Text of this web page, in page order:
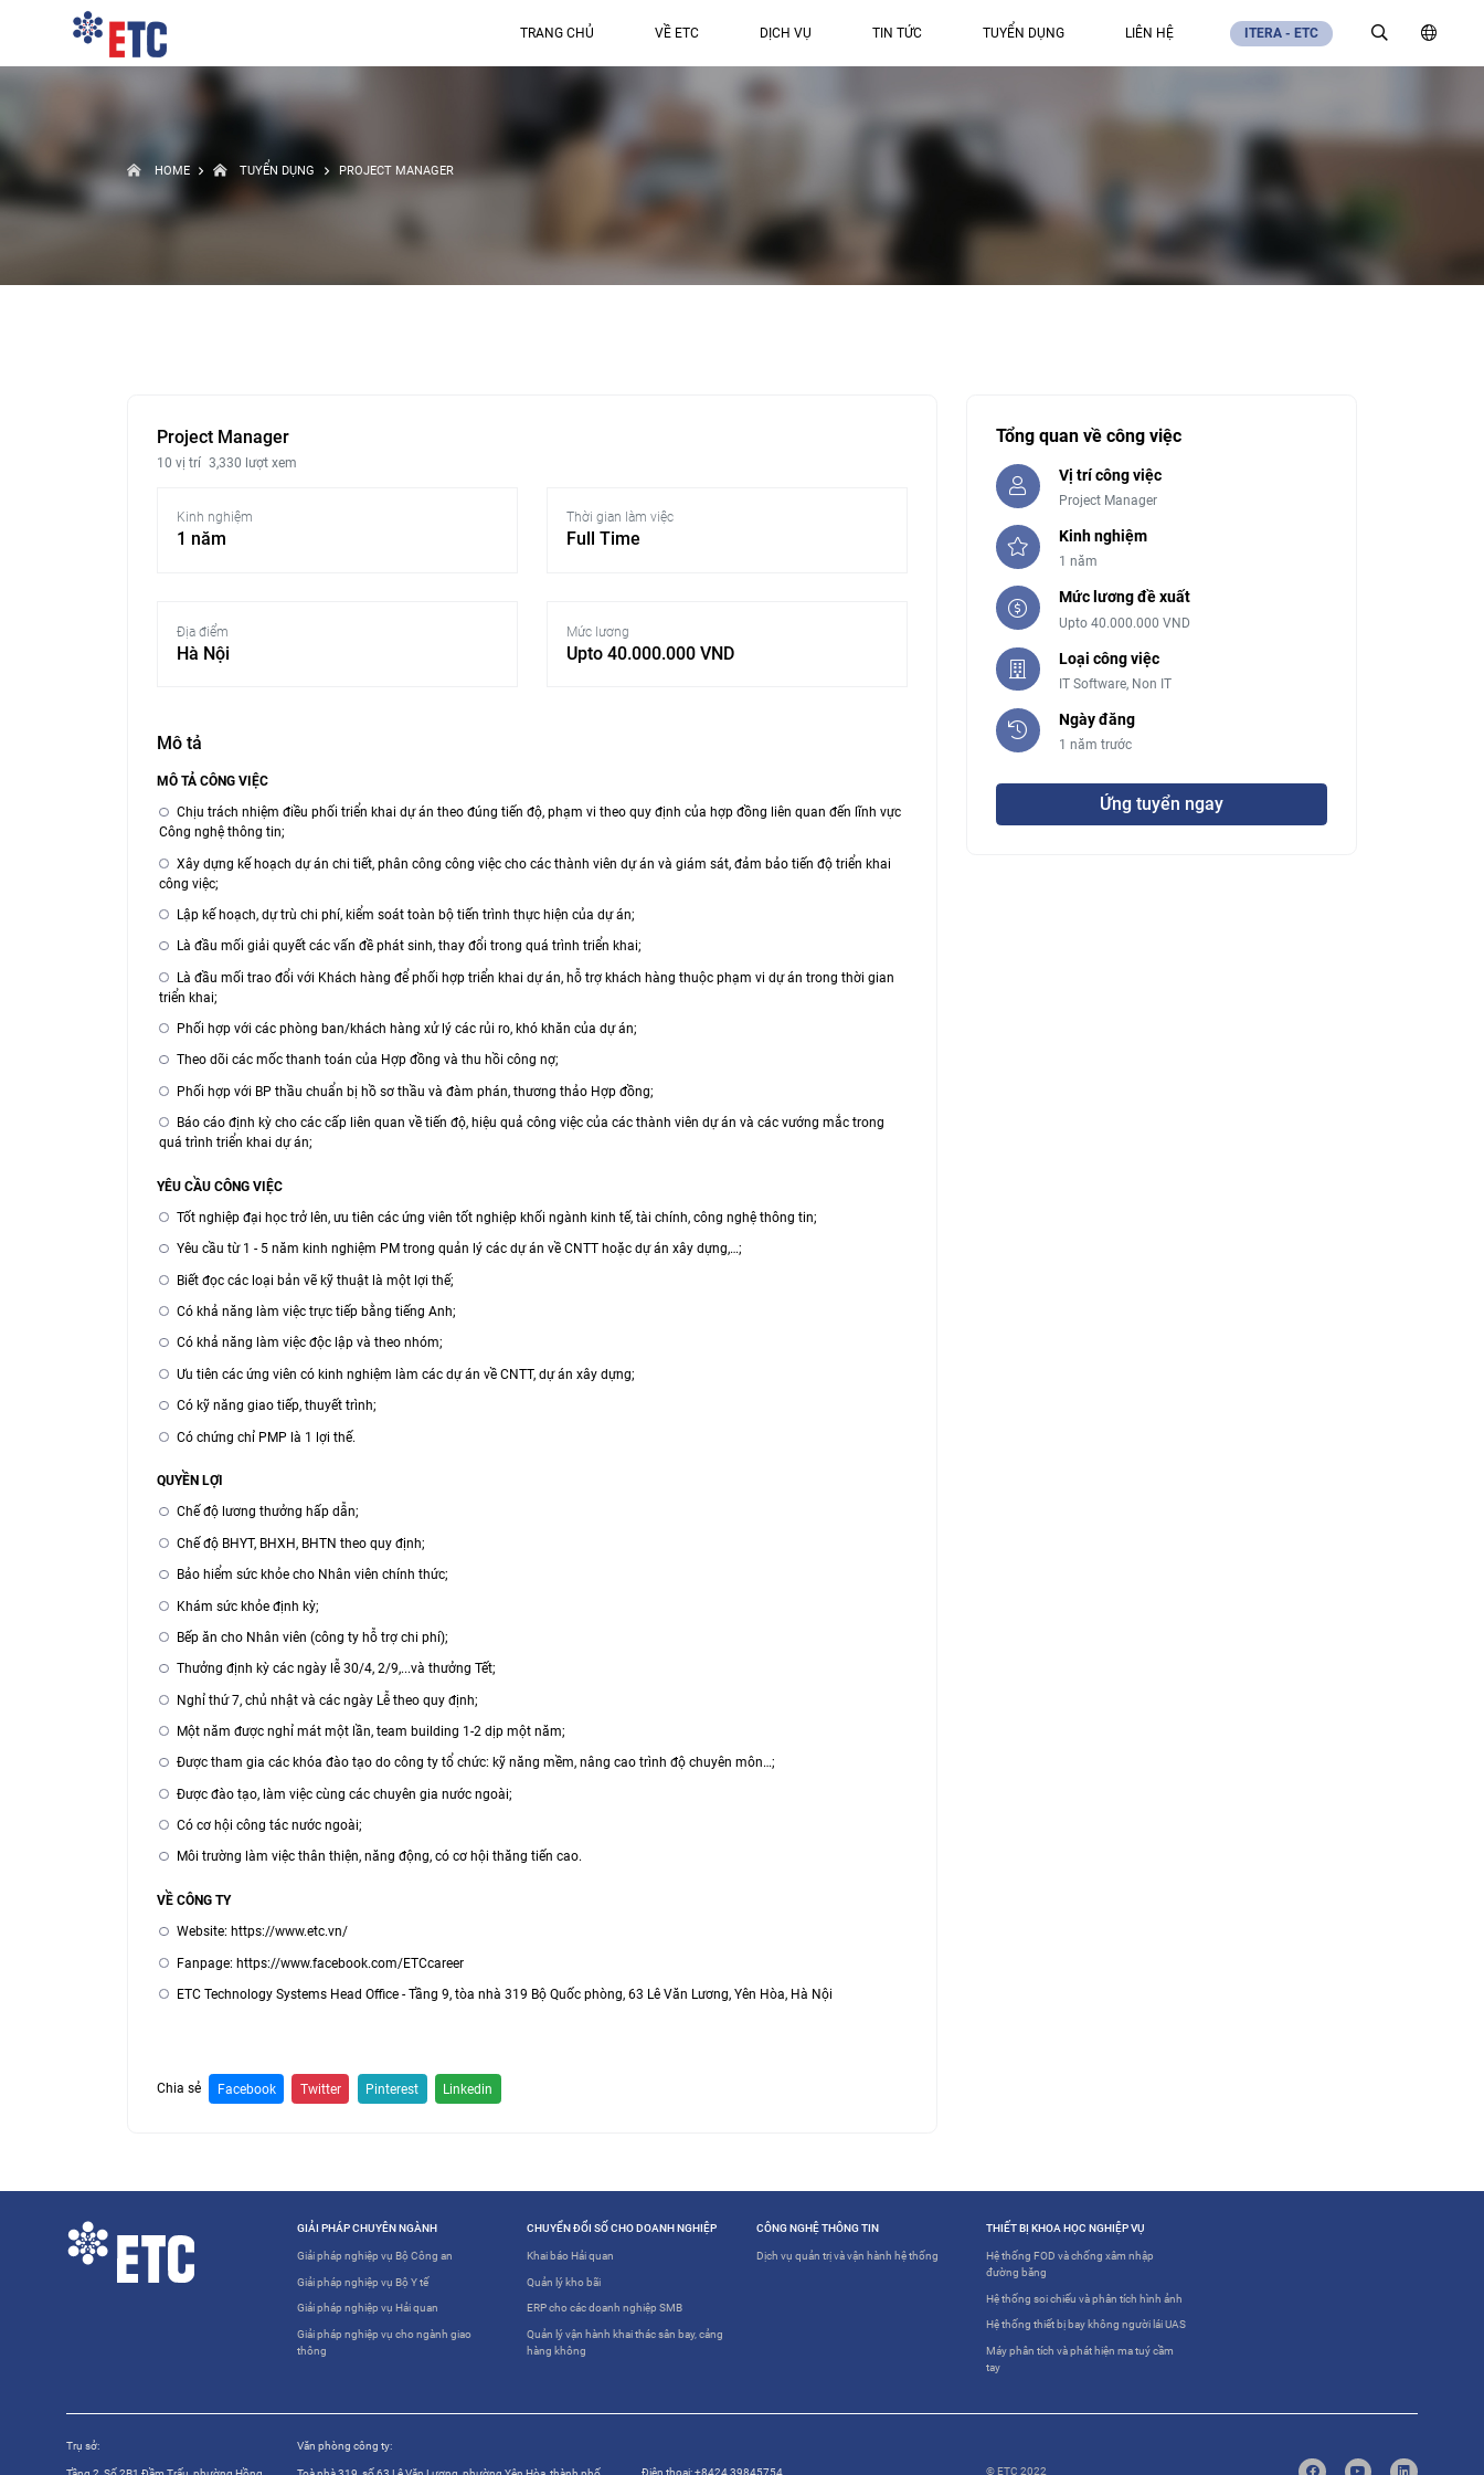
TRANG CHỦ VỀ ETC DỊCH VỤ TIN TỨC TUYỂN DỤNG LIÊN HỆ ITERA - ETC
HOME TUYỂN DỤNG PROJECT MANAGER
Project Manager
10 vị trí 3,330 lượt xem
Kinh nghiệm
1 năm
Thời gian làm việc
Full Time
Địa điểm
Hà Nội
Mức lương
Upto 40.000.000 VND
Mô tả
MÔ TẢ CÔNG VIỆC
Chịu trách nhiệm điều phối triển khai dự án theo đúng tiến độ, phạm vi theo quy định của hợp đồng liên quan đến lĩnh vực
Công nghệ thông tin;
Xây dựng kế hoạch dự án chi tiết, phân công công việc cho các thành viên dự án và giám sát, đảm bảo tiến độ triển khai
công việc;
Lập kế hoạch, dự trù chi phí, kiểm soát toàn bộ tiến trình thực hiện của dự án;
Là đầu mối giải quyết các vấn đề phát sinh, thay đổi trong quá trình triển khai;
Là đầu mối trao đổi với Khách hàng để phối hợp triển khai dự án, hỗ trợ khách hàng thuộc phạm vi dự án trong thời gian
triển khai;
Phối hợp với các phòng ban/khách hàng xử lý các rủi ro, khó khăn của dự án;
Theo dõi các mốc thanh toán của Hợp đồng và thu hồi công nợ;
Phối hợp với BP thầu chuẩn bị hồ sơ thầu và đàm phán, thương thảo Hợp đồng;
Báo cáo định kỳ cho các cấp liên quan về tiến độ, hiệu quả công việc của các thành viên dự án và các vướng mắc trong
quá trình triển khai dự án;
YÊU CẦU CÔNG VIỆC
Tốt nghiệp đại học trở lên, ưu tiên các ứng viên tốt nghiệp khối ngành kinh tế, tài chính, công nghệ thông tin;
Yêu cầu từ 1 - 5 năm kinh nghiệm PM trong quản lý các dự án về CNTT hoặc dự án xây dựng,…;
Biết đọc các loại bản vẽ kỹ thuật là một lợi thế;
Có khả năng làm việc trực tiếp bằng tiếng Anh;
Có khả năng làm việc độc lập và theo nhóm;
Ưu tiên các ứng viên có kinh nghiệm làm các dự án về CNTT, dự án xây dựng;
Có kỹ năng giao tiếp, thuyết trình;
Có chứng chỉ PMP là 1 lợi thế.
QUYỀN LỢI
Chế độ lương thưởng hấp dẫn;
Chế độ BHYT, BHXH, BHTN theo quy định;
Bảo hiểm sức khỏe cho Nhân viên chính thức;
Khám sức khỏe định kỳ;
Bếp ăn cho Nhân viên (công ty hỗ trợ chi phí);
Thưởng định kỳ các ngày lễ 30/4, 2/9,...và thưởng Tết;
Nghỉ thứ 7, chủ nhật và các ngày Lễ theo quy định;
Một năm được nghỉ mát một lần, team building 1-2 dịp một năm;
Được tham gia các khóa đào tạo do công ty tổ chức: kỹ năng mềm, nâng cao trình độ chuyên môn…;
Được đào tạo, làm việc cùng các chuyên gia nước ngoài;
Có cơ hội công tác nước ngoài;
Môi trường làm việc thân thiện, năng động, có cơ hội thăng tiến cao.
VỀ CÔNG TY
Website: https://www.etc.vn/
Fanpage: https://www.facebook.com/ETCcareer
ETC Technology Systems Head Office - Tầng 9, tòa nhà 319 Bộ Quốc phòng, 63 Lê Văn Lương, Yên Hòa, Hà Nội
Chia sẻ Facebook Twitter Pinterest Linkedin
Tổng quan về công việc
Vị trí công việc
Project Manager
Kinh nghiệm
1 năm
Mức lương đề xuất
Upto 40.000.000 VND
Loại công việc
IT Software, Non IT
Ngày đăng
1 năm trước
Ứng tuyển ngay
GIẢI PHÁP CHUYÊN NGÀNH
Giải pháp nghiệp vụ Bộ Công an
Giải pháp nghiệp vụ Bộ Y tế
Giải pháp nghiệp vụ Hải quan
Giải pháp nghiệp vụ cho ngành giao
thông
CHUYỂN ĐỔI SỐ CHO DOANH NGHIỆP
Khai báo Hải quan
Quản lý kho bãi
ERP cho các doanh nghiệp SMB
Quản lý vận hành khai thác sân bay, cảng
hàng không
CÔNG NGHỆ THÔNG TIN
Dịch vụ quản trị và vận hành hệ thống
THIẾT BỊ KHOA HỌC NGHIỆP VỤ
Hệ thống FOD và chống xâm nhập
đường băng
Hệ thống soi chiếu và phân tích hình ảnh
Hệ thống thiết bị bay không người lái UAS
Máy phân tích và phát hiện ma tuý cầm
tay
Trụ sở:
Văn phòng công ty:
Điện thoại:+8424 39845754 © ETC 2022